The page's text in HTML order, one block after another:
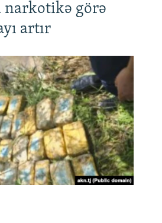
narkotikə görə
artır